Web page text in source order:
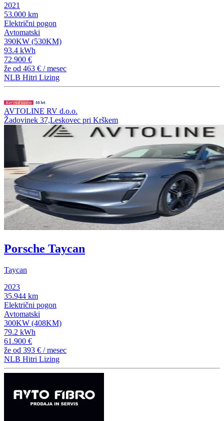
2021
53.000 km
Električni pogon
Avtomatski
390KW (530KM)
93.4 kWh
72.900 €
že od 463 € / mesec
NLB Hitri Lizing
AVTOLINE RV d.o.o.
Žadovinek 37,Leskovec pri Krškem
Porsche Taycan
Taycan
2023
35.944 km
Električni pogon
Avtomatski
300KW (408KM)
79.2 kWh
61.900 €
že od 393 € / mesec
NLB Hitri Lizing